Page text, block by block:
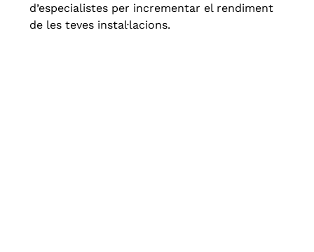
d’especialistes per incrementar el rendiment
de les teves instal·lacions.